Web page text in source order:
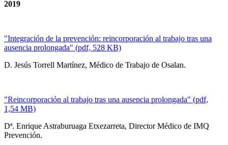
2019
"Integración de la prevención: reincorporación al trabajo tras una
ausencia prolongada" (pdf, 528 KB)
D. Jesús Torrell Martínez, Médico de Trabajo de Osalan.
"Reincorporación al trabajo tras una ausencia prolongada" (pdf,
1,54 MB)
Dª. Enrique Astraburuaga Etxezarreta, Director Médico de IMQ
Prevención.